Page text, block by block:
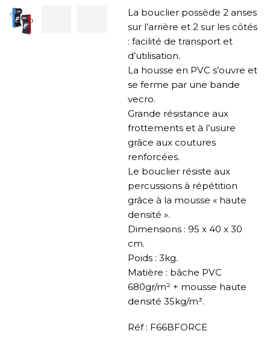
La bouclier possède 2 anses
sur l’arrière et 2 sur les côtés
: facilité de transport et
d’utilisation.
La housse en PVC s’ouvre et
se ferme par une bande
vecro.
Grande résistance aux
frottements et à l’usure
grâce aux coutures
renforcées.
Le bouclier résiste aux
percussions à répétition
grâce à la mousse « haute
densité ».
Dimensions : 95 x 40 x 30
cm.
Poids : 3kg.
Matière : bâche PVC
680gr/m² + mousse haute
densité 35kg/m³.
Réf : F66BFORCE